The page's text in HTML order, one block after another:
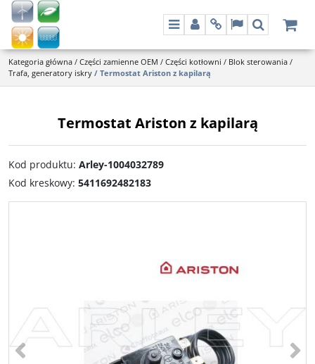
MenuPanelInfoLangSzukaj
Kategoria główna / Części zamienne OEM / Części kotłowni / Blok sterowania /
Trafa, generatory iskry / Termostat Ariston z kapilarą
Termostat Ariston z kapilarą
Kod produktu: Arley-1004032789
Kod kreskowy: 5411692482183
<